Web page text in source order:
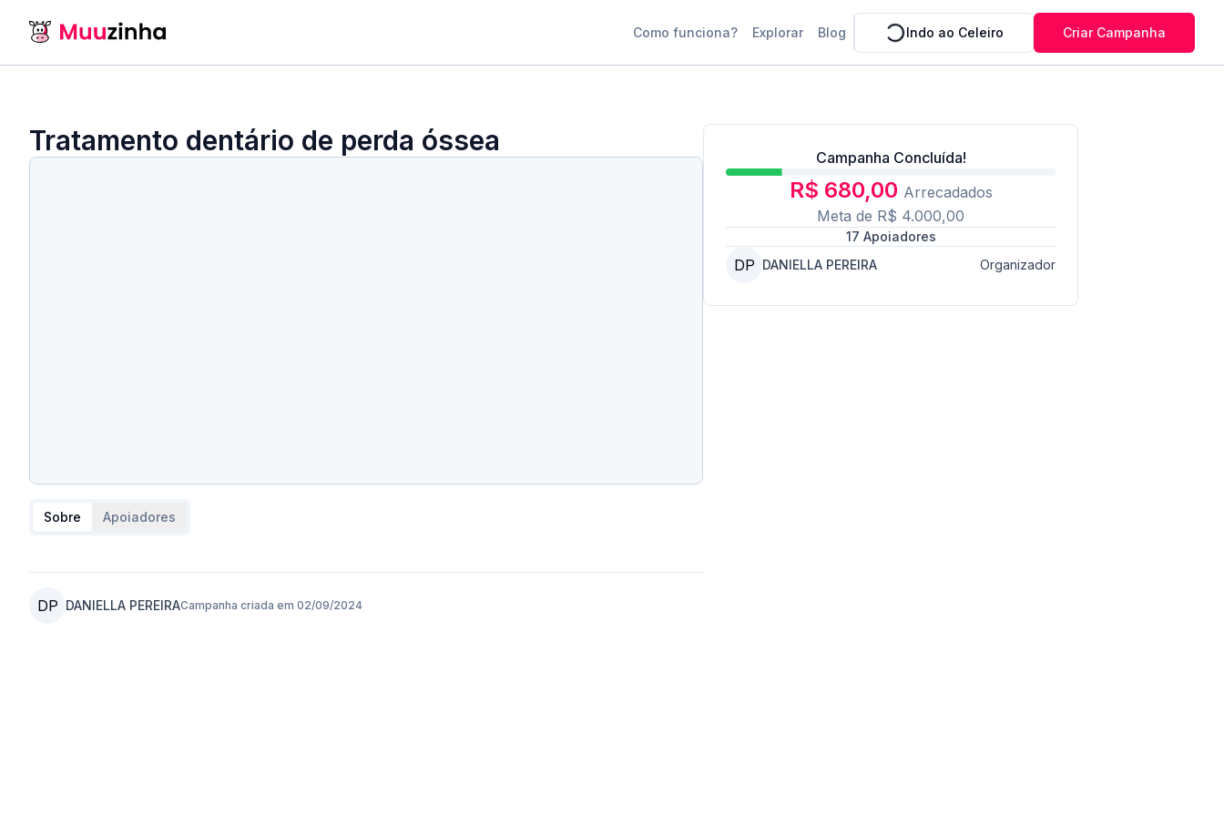
Como funciona? Explorar Blog Indo ao Celeiro Criar Campanha
Tratamento dentário de perda óssea
Sobre Apoiadores
DP DANIELLA PEREIRACampanha criada em 02/09/2024
Campanha Concluída!
R$ 680,00 Arrecadados
Meta de R$ 4.000,00
17 Apoiadores
DP DANIELLA PEREIRA Organizador